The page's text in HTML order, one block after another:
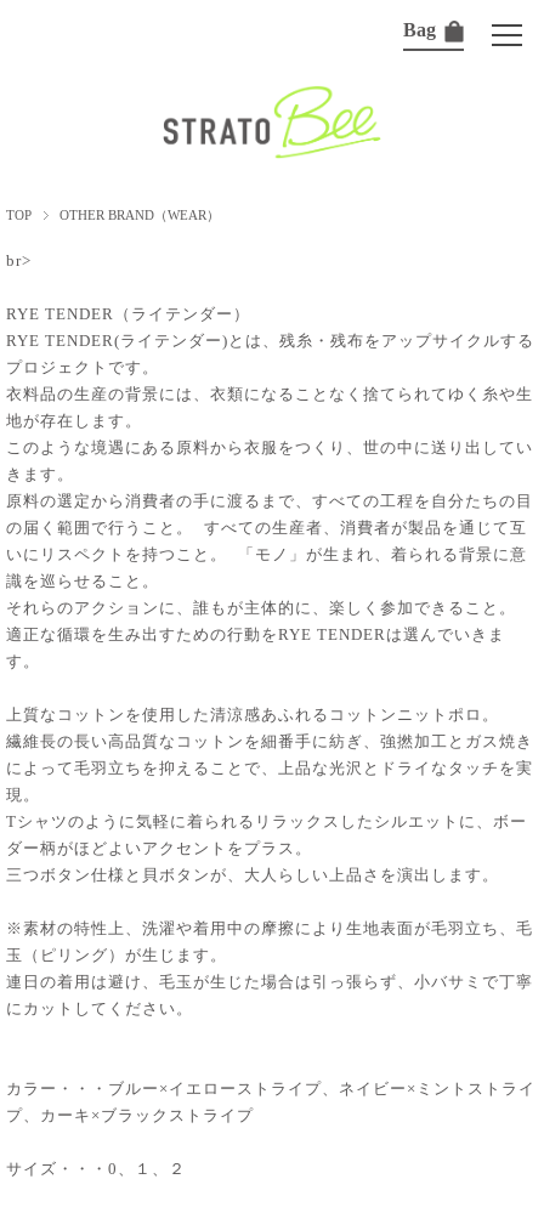
Bag
TOP OTHER BRAND（WEAR）
br>
RYE TENDER（ライテンダー）
RYE TENDER(ライテンダー)とは、残糸・残布をアップサイクルする
プロジェクトです。
衣料品の生産の背景には、衣類になることなく捨てられてゆく糸や生
地が存在します。
このような境遇にある原料から衣服をつくり、世の中に送り出してい
きます。
原料の選定から消費者の手に渡るまで、すべての工程を自分たちの目
の届く範囲で行うこと。 すべての生産者、消費者が製品を通じて互
いにリスペクトを持つこと。 「モノ」が生まれ、着られる背景に意
識を巡らせること。
それらのアクションに、誰もが主体的に、楽しく参加できること。
適正な循環を生み出すための行動をRYE TENDERは選んでいきま
す。
上質なコットンを使用した清涼感あふれるコットンニットポロ。
繊維長の長い高品質なコットンを細番手に紡ぎ、強撚加工とガス焼き
によって毛羽立ちを抑えることで、上品な光沢とドライなタッチを実
現。
Tシャツのように気軽に着られるリラックスしたシルエットに、ボー
ダー柄がほどよいアクセントをプラス。
三つボタン仕様と貝ボタンが、大人らしい上品さを演出します。
※素材の特性上、洗濯や着用中の摩擦により生地表面が毛羽立ち、毛
玉（ピリング）が生じます。
連日の着用は避け、毛玉が生じた場合は引っ張らず、小バサミで丁寧
にカットしてください。
カラー・・・ブルー×イエローストライプ、ネイビー×ミントストライ
プ、カーキ×ブラックストライプ
サイズ・・・0、１、２